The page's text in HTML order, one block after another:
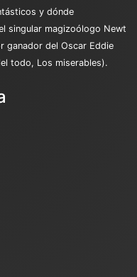
y dónde
singular magizoólogo Newt
ganador del Oscar Eddie
todo, Los miserables).